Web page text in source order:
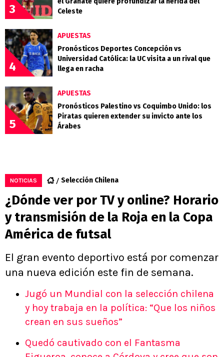
3
Celeste
4
APUESTAS
Pronósticos Deportes Concepción vs
Universidad Católica: la UC visita a un rival que
llega en racha
5
APUESTAS
Pronósticos Palestino vs Coquimbo Unido: los
Piratas quieren extender su invicto ante los
Árabes
NOTICIAS Selección Chilena
¿Dónde ver por TV y online? Horario
y transmisión de la Roja en la Copa
América de futsal
El gran evento deportivo está por comenzar
una nueva edición este fin de semana.
Jugó un Mundial con la selección chilena
y hoy trabaja en la política: “Que los niños
crean en sus sueños”
Quedó cautivado con el Fantasma